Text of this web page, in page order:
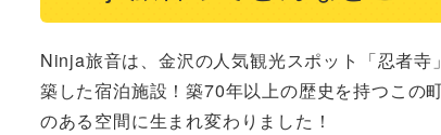
Ninja旅音は、金沢の人気観光スポット「忍者
築した宿泊施設！築70年以上の歴史を持つこの
のある空間に生まれ変わりました！